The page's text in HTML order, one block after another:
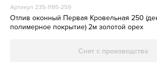
Артикул 235-1195-259
Отлив оконный Первая Кровельная 250
полимерное покрытие) 2м золотой орех
Снят с производства